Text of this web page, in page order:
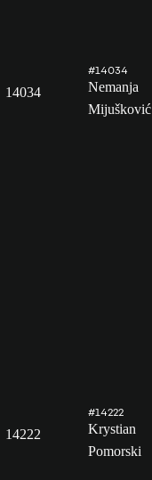
14034
#14034
Nemanja
Mijušković
14222
#14222
Krystian
Pomorski